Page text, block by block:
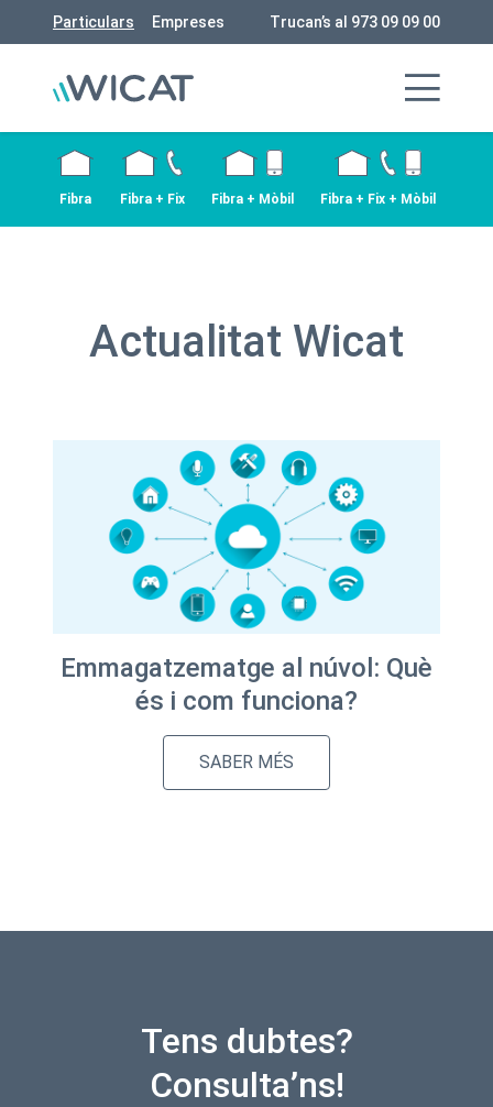
Particulars Empreses Trucan’s al 973 09 09 00
Fibra Fibra + Fix Fibra + Mòbil Fibra + Fix + Mòbil
Actualitat Wicat
Emmagatzematge al núvol: Què
és i com funciona?
SABER MÉS
Tens dubtes?
Consulta’ns!